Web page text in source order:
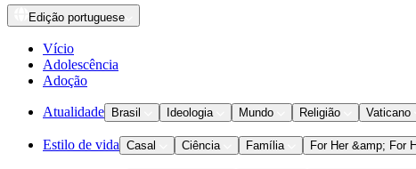
Edição portuguese
Vício
Adolescência
Adoção
Atualidade Brasil Ideologia Mundo Religião Vaticano
Estilo de vida Casal Ciência Família For Her &amp; For